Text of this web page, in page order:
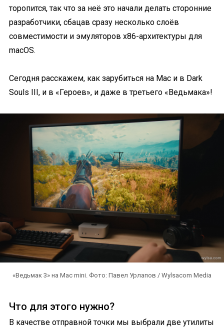
торопится, так что за неё это начали делать сторонние
разработчики, сбацав сразу несколько слоёв
совместимости и эмуляторов x86-архитектуры для
macOS.
Сегодня расскажем, как зарубиться на Mac и в Dark
Souls III, и в «Героев», и даже в третьего «Ведьмака»!
«Ведьмак 3» на Mac mini. Фото: Павел Урлапов / Wylsacom Media
Что для этого нужно?
В качестве отправной точки мы выбрали две утилиты